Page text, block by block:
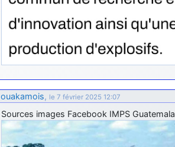
ouakamois, le 7 février 2025 12:07
Sources images Facebook IMPS Guatemala